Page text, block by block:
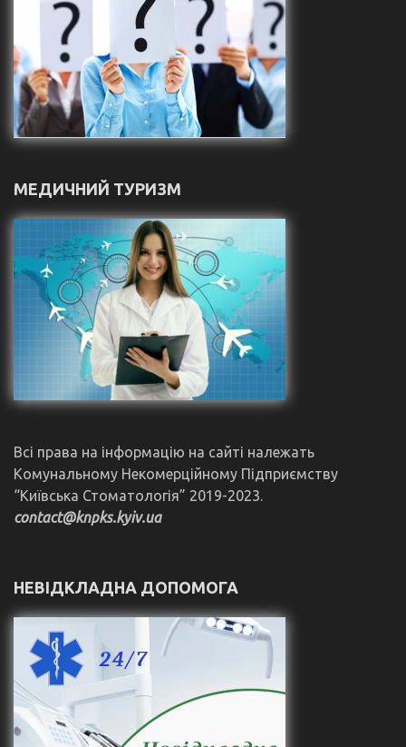
МЕДИЧНИЙ ТУРИЗМ
Всі права на інформацію на сайті належать
Комунальному Некомерційному Підприємству
“Київська Стоматологія” 2019-2023.
contact@knpks.kyiv.ua
НЕВІДКЛАДНА ДОПОМОГА